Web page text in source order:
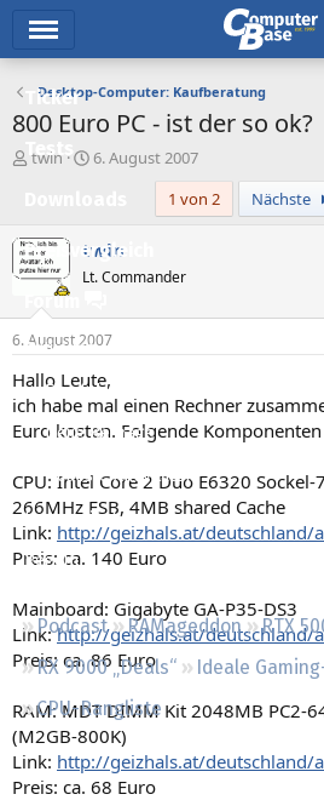
Ticker
Tests
Preisvergleich
Forum
Aktuelles
Empfohlene Inhalte
Neue Beiträge
Neueste Aktivitäten
Leserartikel
Regeln
Podcast RAMageddon
RTX
RX 9000 „Deals“
Ideale
CPU-Rangliste
Desktop-Computer: Kaufberatung
800 Euro PC - ist der so ok?
E
e
l
l
e
r
twin
E
e
l
a
m
6. August 2007
1 von 2
Nächste
twin
Lt. Commander
6. August 2007
Hallo Leute,
ich habe mal einen Rechner
Euro kosten. Folgende
CPU: Intel Core 2 Duo E6320
266MHz FSB, 4MB shared Cache
Link: http://geizhals.at/deutschland/
Preis: ca. 140 Euro
Mainboard: Gigabyte GA-P35-DS3
Link:http://geizhals.at/deutschland/
Preis: ca. 86 Euro
RAM: MDT DIMM Kit 2048MB PC2-
(M2GB-800K)
Link: http://geizhals.at/deutschland/
Preis: ca. 68 Euro